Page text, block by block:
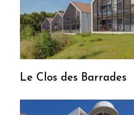
Le Clos des Barrades